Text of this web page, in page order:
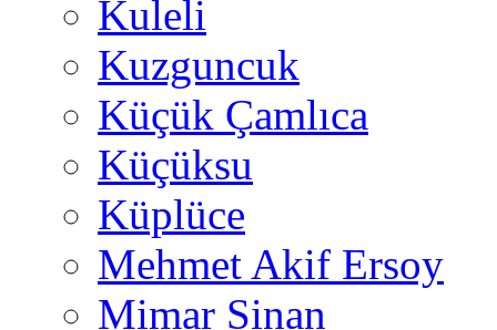
Kuleli
Kuzguncuk
Küçük Çamlıca
Küçüksu
Küplüce
Mehmet Akif Ersoy
Mimar Sinan